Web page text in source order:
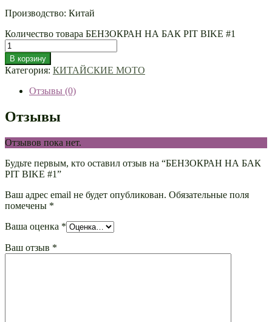
Производство: Китай
Количество товара БЕНЗОКРАН НА БАК PIT BIKE #1
В корзину
Категория: КИТАЙСКИЕ МОТО
Отзывы (0)
Отзывы
Отзывов пока нет.
Будьте первым, кто оставил отзыв на “БЕНЗОКРАН НА БАК
PIT BIKE #1”
Ваш адрес email не будет опубликован. Обязательные поля
помечены *
Ваша оценка *
Ваш отзыв *